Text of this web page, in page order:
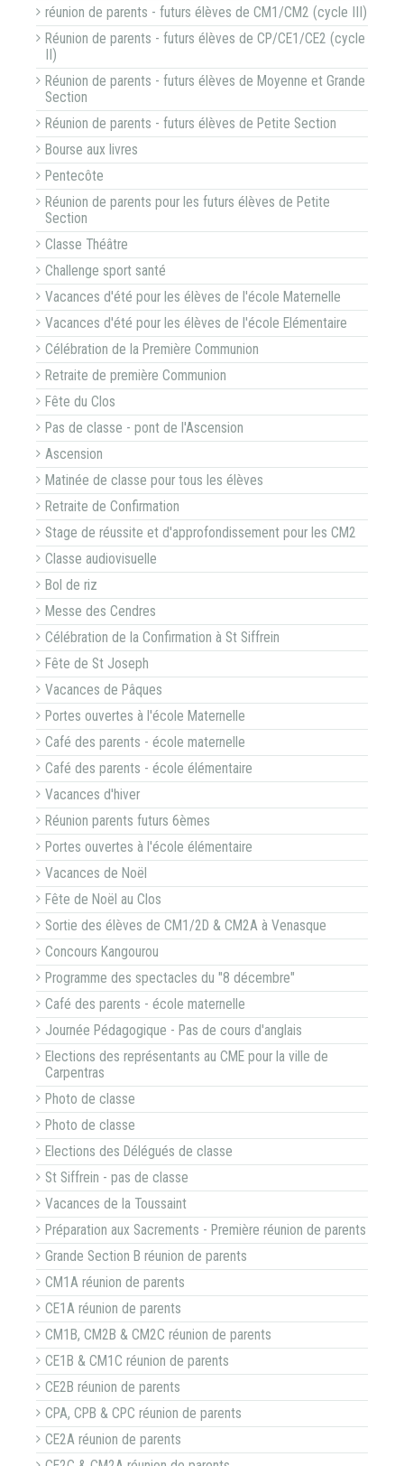
réunion de parents - futurs élèves de CM1/CM2 (cycle III)
Réunion de parents - futurs élèves de CP/CE1/CE2 (cycle
II)
Réunion de parents - futurs élèves de Moyenne et Grande
Section
Réunion de parents - futurs élèves de Petite Section
Bourse aux livres
Pentecôte
Réunion de parents pour les futurs élèves de Petite
Section
Classe Théâtre
Challenge sport santé
Vacances d'été pour les élèves de l'école Maternelle
Vacances d'été pour les élèves de l'école Elémentaire
Célébration de la Première Communion
Retraite de première Communion
Fête du Clos
Pas de classe - pont de l'Ascension
Ascension
Matinée de classe pour tous les élèves
Retraite de Confirmation
Stage de réussite et d'approfondissement pour les CM2
Classe audiovisuelle
Bol de riz
Messe des Cendres
Célébration de la Confirmation à St Siffrein
Fête de St Joseph
Vacances de Pâques
Portes ouvertes à l'école Maternelle
Café des parents - école maternelle
Café des parents - école élémentaire
Vacances d'hiver
Réunion parents futurs 6èmes
Portes ouvertes à l'école élémentaire
Vacances de Noël
Fête de Noël au Clos
Sortie des élèves de CM1/2D & CM2A à Venasque
Concours Kangourou
Programme des spectacles du "8 décembre"
Café des parents - école maternelle
Journée Pédagogique - Pas de cours d'anglais
Elections des représentants au CME pour la ville de
Carpentras
Photo de classe
Photo de classe
Elections des Délégués de classe
St Siffrein - pas de classe
Vacances de la Toussaint
Préparation aux Sacrements - Première réunion de parents
Grande Section B réunion de parents
CM1A réunion de parents
CE1A réunion de parents
CM1B, CM2B & CM2C réunion de parents
CE1B & CM1C réunion de parents
CE2B réunion de parents
CPA, CPB & CPC réunion de parents
CE2A réunion de parents